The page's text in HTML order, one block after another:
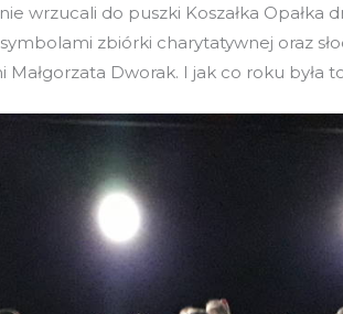
wrzucali do puszki Koszałka Opałka
zbiórki charytatywnej oraz
Dworak. I jak co roku była